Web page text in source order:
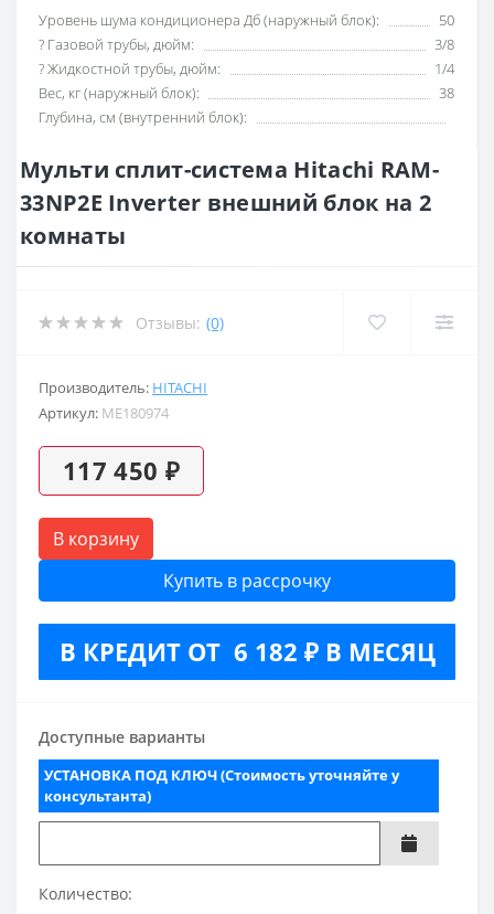
Уровень шума кондиционера Дб (наружный блок):
50
? Газовой трубы, дюйм:
3/8
? Жидкостной трубы, дюйм:
1/4
Вес, кг (наружный блок):
38
Глубина, см (внутренний блок):
Мульти сплит-система Hitachi RAM-
33NP2E Inverter внешний блок на 2
комнаты
Отзывы: (0)
Производитель: HITACHI
Артикул: ME180974
117 450 ₽
В корзину
Купить в рассрочку
В КРЕДИТ ОТ 6 182 ₽ В МЕСЯЦ
Доступные варианты
УСТАНОВКА ПОД КЛЮЧ (Стоимость уточняйте у
консультанта)
Количество: